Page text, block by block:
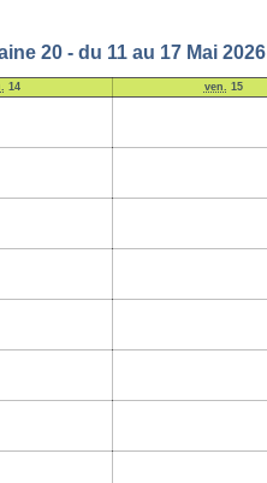
20 - du 11 au 17 Mai 2026
14 ven. 15